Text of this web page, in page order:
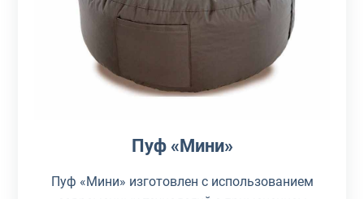
Пуф «Мини»
Пуф «Мини» изготовлен с использованием